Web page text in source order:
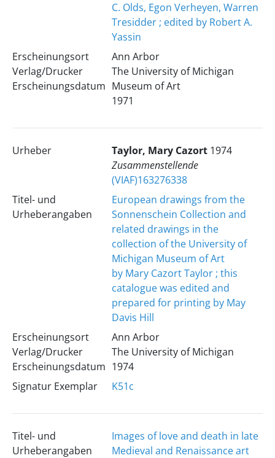
C. Olds, Egon Verheyen, Warren
Tresidder ; edited by Robert A.
Yassin
Erscheinungsort
Verlag/Drucker
Erscheinungsdatum
Ann Arbor
The University of Michigan
Museum of Art
1971
Urheber Taylor, Mary Cazort 1974
Zusammenstellende
(VIAF)163276338
Titel- und
Urheberangaben
European drawings from the
Sonnenschein Collection and
related drawings in the
collection of the University of
Michigan Museum of Art
by Mary Cazort Taylor ; this
catalogue was edited and
prepared for printing by May
Davis Hill
Erscheinungsort
Verlag/Drucker
Erscheinungsdatum
Ann Arbor
The University of Michigan
1974
Signatur Exemplar
K51c
Titel- und
Urheberangaben
Images of love and death in late
Medieval and Renaissance art